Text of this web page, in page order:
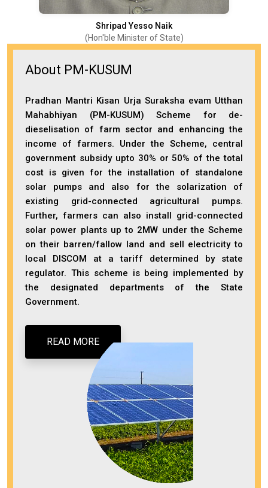
Shripad Yesso Naik
(Hon'ble Minister of State)
About PM-KUSUM
Pradhan Mantri Kisan Urja Suraksha evam Utthan
Mahabhiyan (PM-KUSUM) Scheme for de-
dieselisation of farm sector and enhancing the
income of farmers. Under the Scheme, central
government subsidy upto 30% or 50% of the total
cost is given for the installation of standalone
solar pumps and also for the solarization of
existing grid-connected agricultural pumps.
Further, farmers can also install grid-connected
solar power plants up to 2MW under the Scheme
on their barren/fallow land and sell electricity to
local DISCOM at a tariff determined by state
regulator. This scheme is being implemented by
the designated departments of the State
Government.
READ MORE